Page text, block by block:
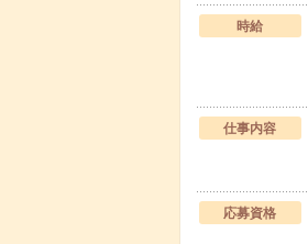
時給
仕事内容
応募資格